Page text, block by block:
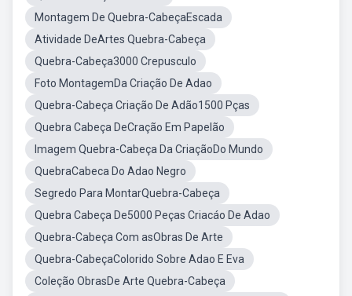
Montagem De Quebra-CabeçaEscada
Atividade DeArtes Quebra-Cabeça
Quebra-Cabeça3000 Crepusculo
Foto MontagemDa Criação De Adao
Quebra-Cabeça Criação De Adão1500 Pças
Quebra Cabeça DeCração Em Papelão
Imagem Quebra-Cabeça Da CriaçãoDo Mundo
QuebraCabeca Do Adao Negro
Segredo Para MontarQuebra-Cabeça
Quebra Cabeça De5000 Peças Criacáo De Adao
Quebra-Cabeça Com asObras De Arte
Quebra-CabeçaColorido Sobre Adao E Eva
Coleção ObrasDe Arte Quebra-Cabeça